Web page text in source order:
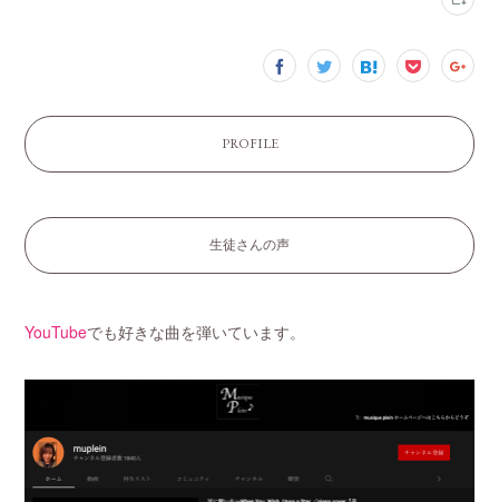
PROFILE
生徒さんの声
YouTubeでも好きな曲を弾いています。